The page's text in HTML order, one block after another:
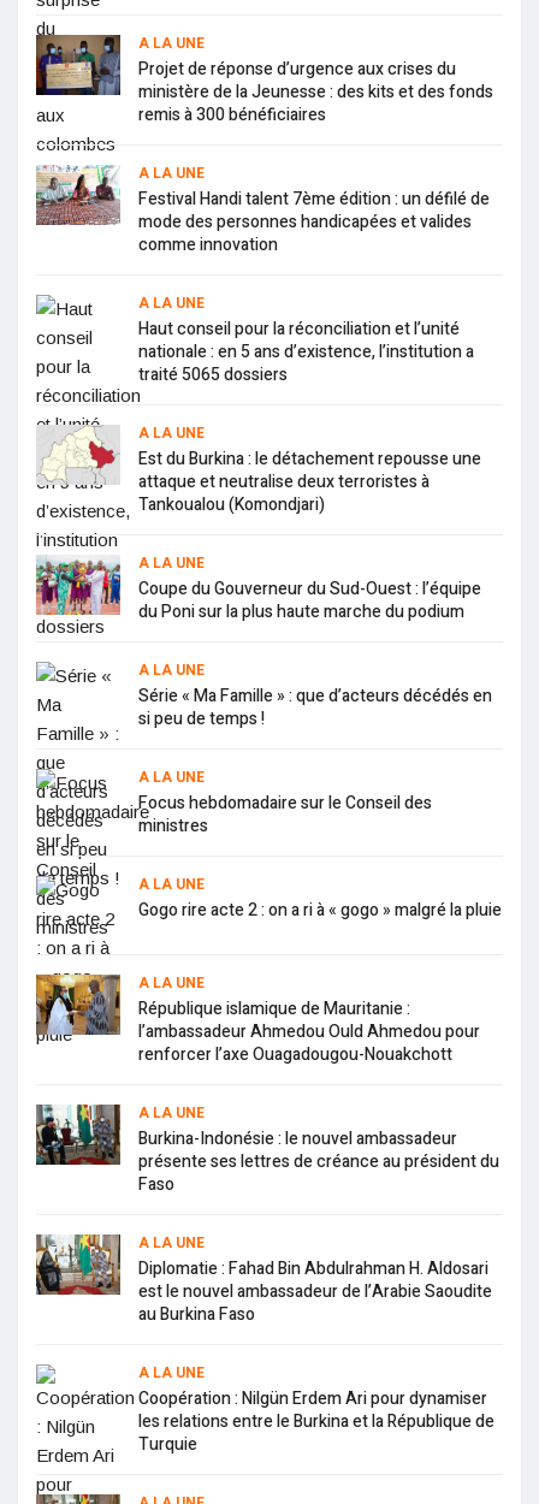
A LA UNE
Projet de réponse d’urgence aux crises du
ministère de la Jeunesse : des kits et des fonds
remis à 300 bénéficiaires
A LA UNE
Festival Handi talent 7ème édition : un défilé de
mode des personnes handicapées et valides
comme innovation
A LA UNE
Haut conseil pour la réconciliation et l’unité
nationale : en 5 ans d’existence, l’institution a
traité 5065 dossiers
A LA UNE
Est du Burkina : le détachement repousse une
attaque et neutralise deux terroristes à
Tankoualou (Komondjari)
A LA UNE
Coupe du Gouverneur du Sud-Ouest : l’équipe
du Poni sur la plus haute marche du podium
A LA UNE
Série « Ma Famille » : que d’acteurs décédés en
si peu de temps !
A LA UNE
Focus hebdomadaire sur le Conseil des
ministres
A LA UNE
Gogo rire acte 2 : on a ri à « gogo » malgré la pluie
A LA UNE
République islamique de Mauritanie :
l’ambassadeur Ahmedou Ould Ahmedou pour
renforcer l’axe Ouagadougou-Nouakchott
A LA UNE
Burkina-Indonésie : le nouvel ambassadeur
présente ses lettres de créance au président du
Faso
A LA UNE
Diplomatie : Fahad Bin Abdulrahman H. Aldosari
est le nouvel ambassadeur de l’Arabie Saoudite
au Burkina Faso
A LA UNE
Coopération : Nilgün Erdem Ari pour dynamiser
les relations entre le Burkina et la République de
Turquie